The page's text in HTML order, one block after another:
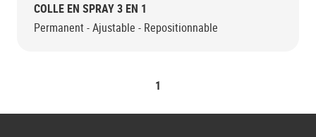
COLLE EN SPRAY 3 EN 1
Permanent - Ajustable - Repositionnable
1